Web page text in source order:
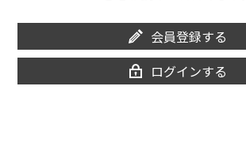
会員登録する
ログインする